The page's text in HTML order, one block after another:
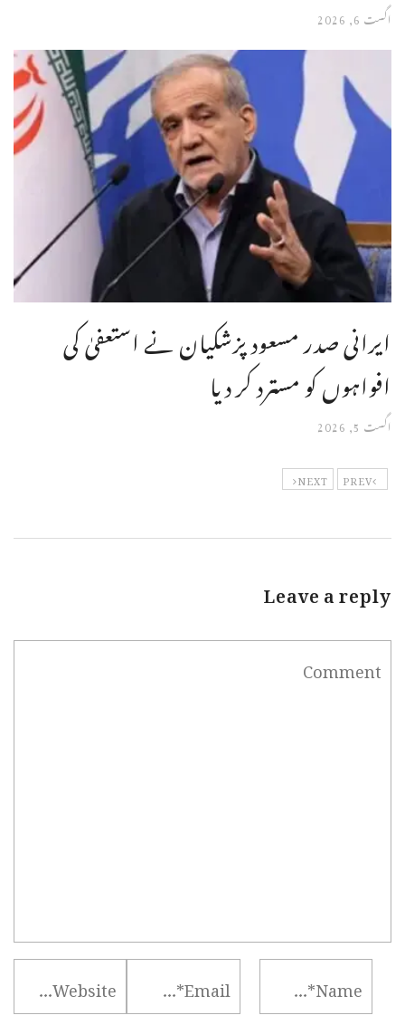
اگست 6, 2026
ایرانی صدر مسعود پزشکیان نے استعفیٰ کی
افواہوں کو مسترد کر دیا
اگست 5, 2026
PREV
NEXT
Leave a reply